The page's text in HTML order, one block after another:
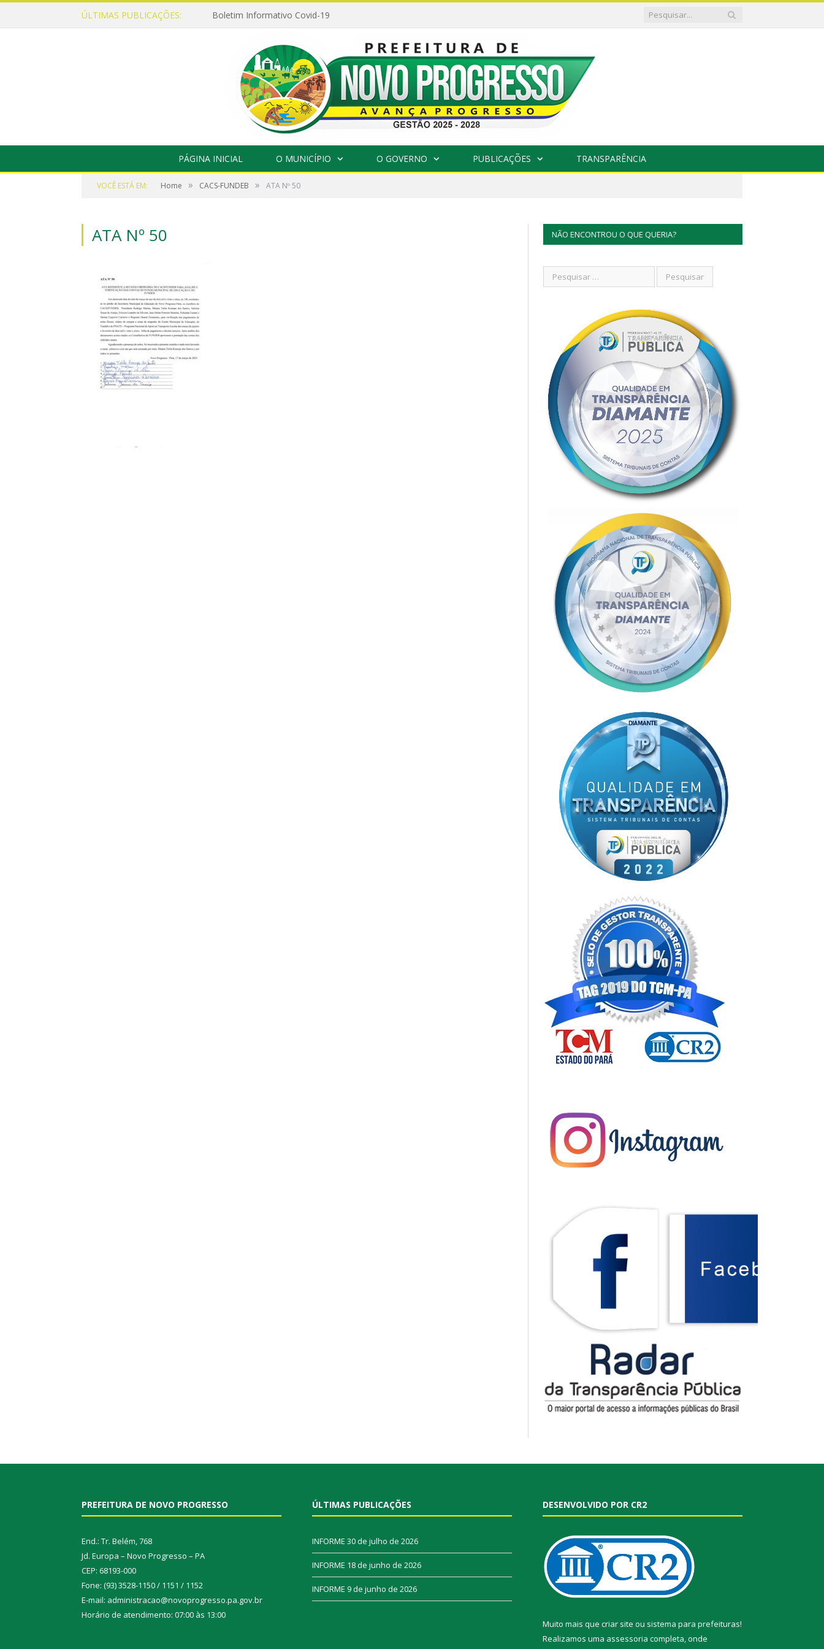
ÚLTIMAS PUBLICAÇÕES: Boletim Informativo Covid-19
PÁGINA INICIAL O MUNICÍPIO O GOVERNO PUBLICAÇÕES TRANSPARÊNCIA
VOCÊ ESTÁ EM: Home » CACS-FUNDEB » ATA Nº 50
ATA Nº 50 NÃO ENCONTROU O QUE QUERIA?
PREFEITURA DE NOVO PROGRESSO
End.: Tr. Belém, 768
Jd. Europa – Novo Progresso – PA
CEP: 68193-000
Fone: (93) 3528-1150 / 1151 / 1152
E-mail: administracao@novoprogresso.pa.gov.br
Horário de atendimento: 07:00 às 13:00
ÚLTIMAS PUBLICAÇÕES
INFORME 30 de julho de 2026
INFORME 18 de junho de 2026
INFORME 9 de junho de 2026
DESENVOLVIDO POR CR2
Muito mais que criar site ou sistema para prefeituras!
Realizamos uma assessoria completa, onde